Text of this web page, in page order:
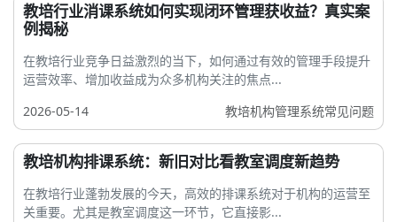
教培行业消课系统如何实现闭环管理获收益？真实案
例揭秘
在教培行业竞争日益激烈的当下，如何通过有效的管理手段提升
运营效率、增加收益成为众多机构关注的焦点...
2026-05-14
教培机构管理系统常见问题
教培机构排课系统：新旧对比看教室调度新趋势
在教培行业蓬勃发展的今天，高效的排课系统对于机构的运营至
关重要。尤其是教室调度这一环节，它直接影...